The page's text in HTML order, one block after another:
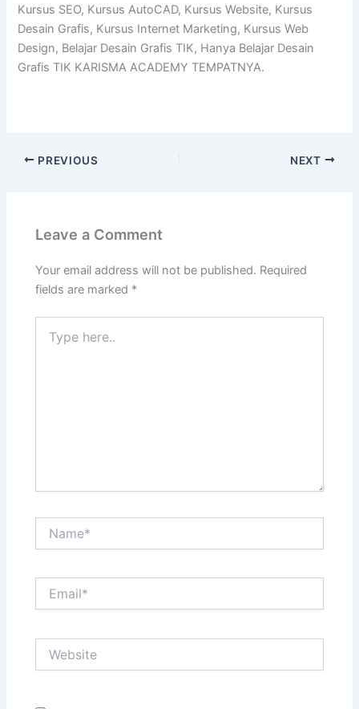
Kursus SEO, Kursus AutoCAD, Kursus Website, Kursus
Desain Grafis, Kursus Internet Marketing, Kursus Web
Design, Belajar Desain Grafis TIK, Hanya Belajar Desain
Grafis TIK KARISMA ACADEMY TEMPATNYA.
PREVIOUS NEXT
Leave a Comment
Your email address will not be published. Required
fields are marked *
here..